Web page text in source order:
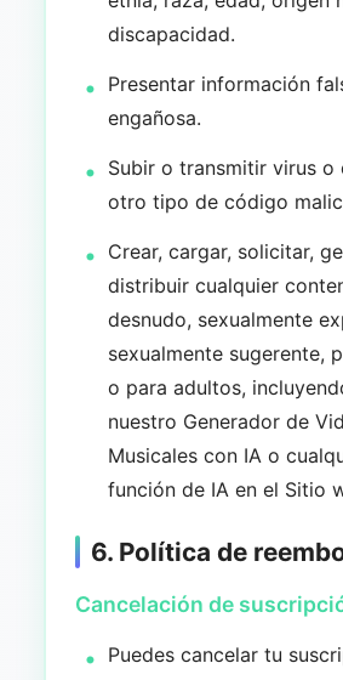
discapacidad.
Presentar información
engañosa.
Subir o transmitir virus o
otro tipo de código
Crear, cargar, solicitar,
distribuir cualquier
desnudo, sexualmente
sexualmente sugerente,
o para adultos,
nuestro Generador de
Musicales con IA o
función de IA en el Sitio
6. Política de
Cancelación de
Puedes cancelar tu